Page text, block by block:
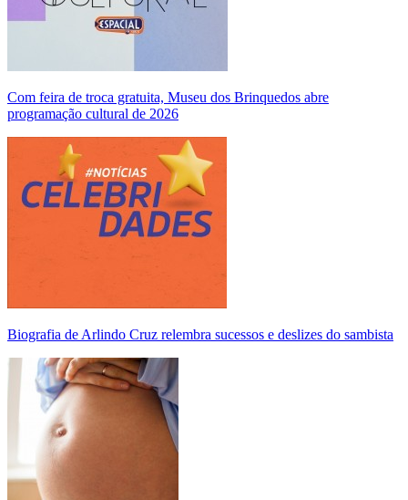
Com feira de troca gratuita, Museu dos Brinquedos abre
programação cultural de 2026
Biografia de Arlindo Cruz relembra sucessos e deslizes do sambista